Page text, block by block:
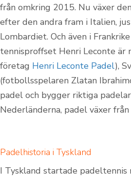
från omkring 2015. Nu växer
efter den andra fram i Italien,
Lombardiet. Och även i
tennisproffset Henri Leconte är
företag Henri Leconte Padel),
(fotbollsspelaren Zlatan
padel och bygger riktiga
Nederländerna, padel växer
Padelhistoria i Tyskland
I Tyskland startade padeltennis